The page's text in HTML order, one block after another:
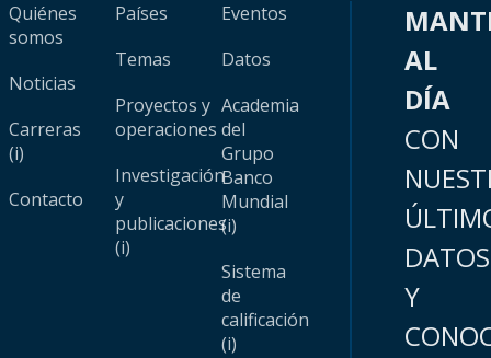
Quiénes
somos
Noticias
Carreras
(i)
Contacto
Países
Temas
Proyectos y
operaciones
Investigación
y
publicaciones
(i)
Eventos
Datos
Academia
del
Grupo
Banco
Mundial
(i)
Sistema
de
calificación
(i)
AL
DÍA
CON
DATOS
Y